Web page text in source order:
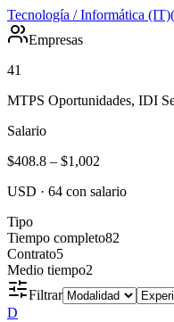
Tecnología / Informática (IT)(
Empresas
41
MTPS Oportunidades, IDI
Salario
$408.8 – $1,002
USD · 64 con salario
Tipo
Tiempo completo82
Contrato5
Medio tiempo2
Filtrar
D